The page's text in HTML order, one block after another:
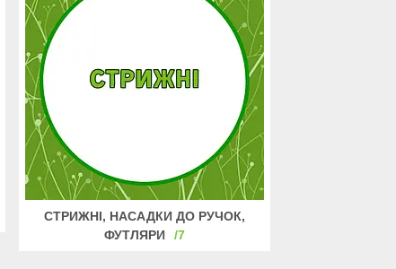
СТРИЖНІ, НАСАДКИ ДО РУЧОК,
ФУТЛЯРИ
7